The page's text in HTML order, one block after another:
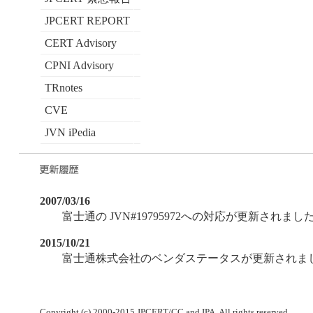
JPCERT REPORT
CERT Advisory
CPNI Advisory
TRnotes
CVE
JVN iPedia
2007/03/16
富士通の JVN#19795972への対応が更新されました
2015/10/21
富士通株式会社のベンダステータスが更新されま